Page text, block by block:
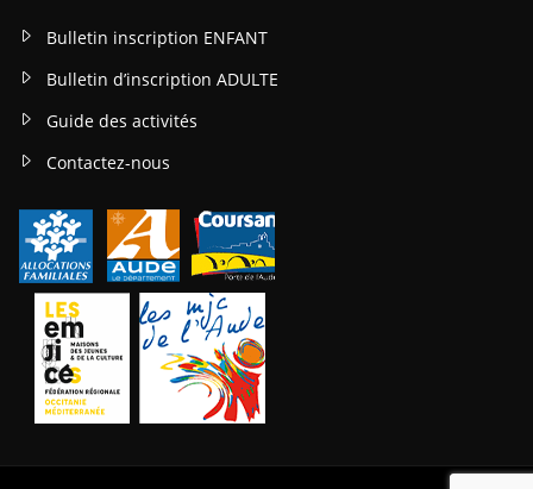
Bulletin inscription ENFANT
Bulletin d’inscription ADULTE
Guide des activités
Contactez-nous